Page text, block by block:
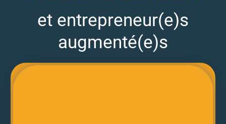
et entrepreneur(e)s
augmenté(e)s